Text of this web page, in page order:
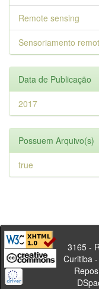
Remote sensing
Sensoriamento
Data de Publicação
2017
Possuem Arquivo(s)
true
Av.
3165 -